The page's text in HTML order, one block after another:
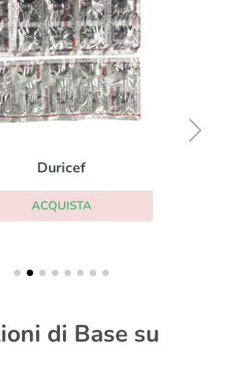
Duricef
ACQUISTA
di Base su